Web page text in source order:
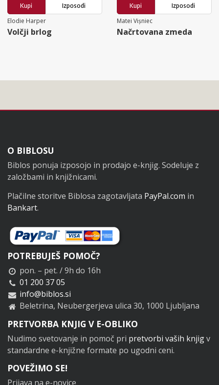
Kupi
Izposodi
Elodie Harper
Volčji brlog
Kupi
Izposodi
Matei Vișniec
Načrtovana zmeda
Noga
O BIBLOSU
Biblos ponuja izposojo in prodajo e-knjig. Sodeluje z
založbami in knjižnicami.
Plačilne storitve Biblosa zagotavljata PayPal.com in
Bankart.
POTREBUJEŠ POMOČ?
pon. – pet. / 9h do 16h
01 200 37 05
info@biblos.si
Beletrina, Neubergerjeva ulica 30, 1000 Ljubljana
PRETVORBA KNJIG V E-OBLIKO
Nudimo svetovanje in pomoč pri pretvorbi vaših knjigv
standardne e-knjižne formate po ugodni ceni.
POVEŽIMO SE!
Prijava na e-novice